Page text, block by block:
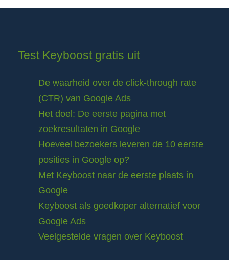
Test Keyboost gratis uit
De waarheid over de click-through rate
(CTR) van Google Ads
Het doel: De eerste pagina met
zoekresultaten in Google
Hoeveel bezoekers leveren de 10 eerste
posities in Google op?
Met Keyboost naar de eerste plaats in
Google
Keyboost als goedkoper alternatief voor
Google Ads
Veelgestelde vragen over Keyboost